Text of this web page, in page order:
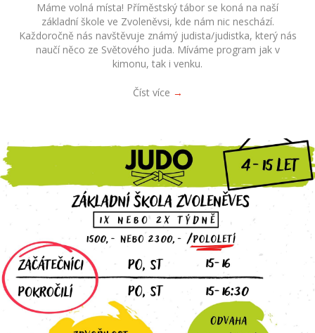
Máme volná místa! Příměstský tábor se koná na naší
základní škole ve Zvoleněvsi, kde nám nic neschází.
Každoročně nás navštěvuje známý judista/judistka, který nás
naučí něco ze Světového juda. Míváme program jak v
kimonu, tak i venku.
Číst více →